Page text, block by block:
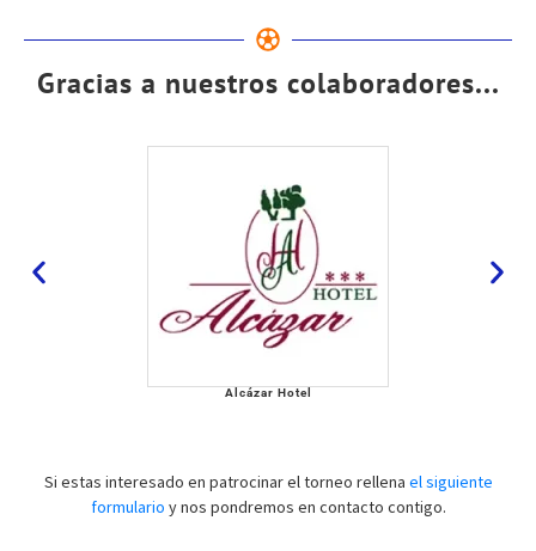
Gracias a nuestros colaboradores...
Alcázar Hotel
Si estas interesado en patrocinar el torneo rellena el siguiente
formulario y nos pondremos en contacto contigo.